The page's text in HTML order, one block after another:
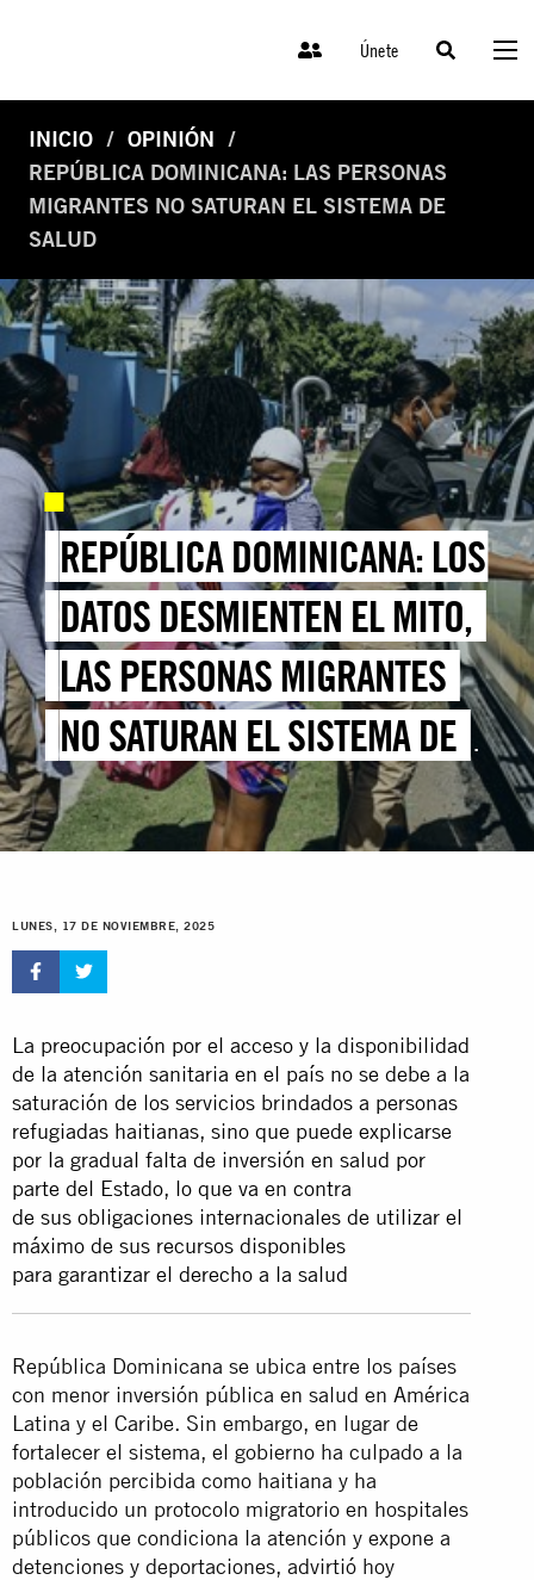
Únete
INICIO
OPINIÓN
REPÚBLICA DOMINICANA: LAS PERSONAS
MIGRANTES NO SATURAN EL SISTEMA DE
SALUD
REPÚBLICA DOMINICANA: LOS
DATOS DESMIENTEN EL MITO,
LAS PERSONAS MIGRANTES
NO SATURAN EL SISTEMA DE
SALUD
LUNES, 17 DE NOVIEMBRE, 2025
La preocupación por el acceso y la disponibilidad
de la atención sanitaria en el país no se debe a la
saturación de los servicios brindados a personas
refugiadas haitianas, sino que puede explicarse
por la gradual falta de inversión en salud por
parte del Estado, lo que va en contra
de sus obligaciones internacionales de utilizar el
máximo de sus recursos disponibles
para garantizar el derecho a la salud
República Dominicana se ubica entre los países
con menor inversión pública en salud en América
Latina y el Caribe. Sin embargo, en lugar de
fortalecer el sistema, el gobierno ha culpado a la
población percibida como haitiana y ha
introducido un protocolo migratorio en hospitales
públicos que condiciona la atención y expone a
detenciones y deportaciones, advirtió hoy